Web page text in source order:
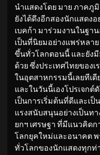
นำแสดงโดย มาย ภาคภู
ยังได้ดึงอีกสองนักแสดงอ
เบคก้า มาร่วมงานในฐา
เป็นที่นิยมอย่างแพร่หลา
ขึ้นทั่วโลกตอนนี้ และยัง
ด้วย ซึ่งประเทศไทยของ
ในอุตสาหกรรมนี้เลยทีเดี
และในวันนี้เองโปรเจกต์
เป็นการเริ่มต้นที่ดีและเ
แรงสนับสนุนอย่างเป็นท
ยกฯ เศรษฐา ที่มีแนวคิด
โลกยุคใหม่และอนาคต
ทั่วโลกของนักแสดงทุกท่